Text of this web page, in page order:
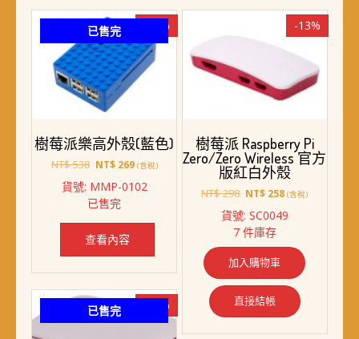
已售完 -50%
樹莓派樂高外殼(藍色)
NT$538 原
價
格：
NT$ 538。
NT$269目
價
NT$ 269。
(含稅)
貨號: MMP-0102
已售完
查看內容
-13%
樹莓派 Raspberry Pi
Zero/Zero Wireless 官方
版紅白外殼
NT$298 原
價
格：
NT$ 298。
NT$ 258目
價
NT$ 258。
(含稅)
貨號: SC0049
7 件庫存
加入購物車
直接結帳
已售完 -26%